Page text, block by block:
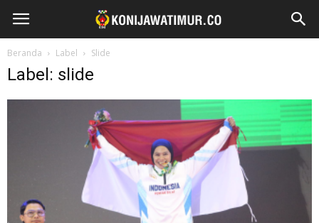
Beranda Label Slide
Label: slide